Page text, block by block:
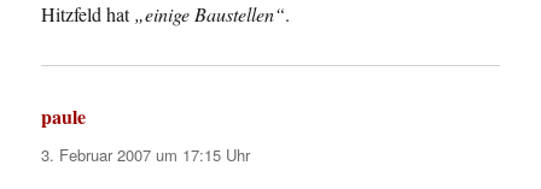
Hitzfeld hat„einige Baustellen“.
paule
3. Februar 2007 um 17:15 Uhr